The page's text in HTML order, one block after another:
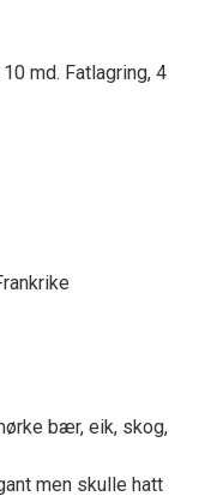
md. Fatlagring, 4
bær, eik, skog,
men skulle hatt